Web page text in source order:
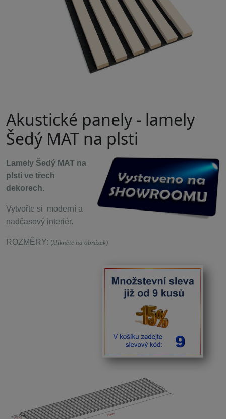
Akustické panely - lamely
Šedý MAT na plsti
Lamely Šedý MAT na
plsti ve třech
dekorech.
Vytvořte si moderní a
nadčasový interiér.
ROZMĚRY: (klikněte na obrázek)